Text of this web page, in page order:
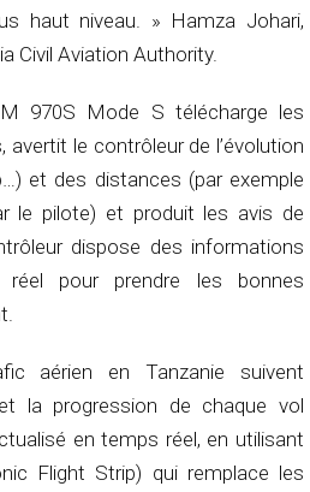
haut niveau. » Hamza Johari,
Civil Aviation Authority.
970S Mode S télécharge les
le contrôleur de l’évolution
et des distances (par exemple
le pilote) et produit les avis de
dispose des informations
pour prendre les bonnes
aérien en Tanzanie suivent
la progression de chaque vol
en temps réel, en utilisant
Flight Strip) qui remplace les